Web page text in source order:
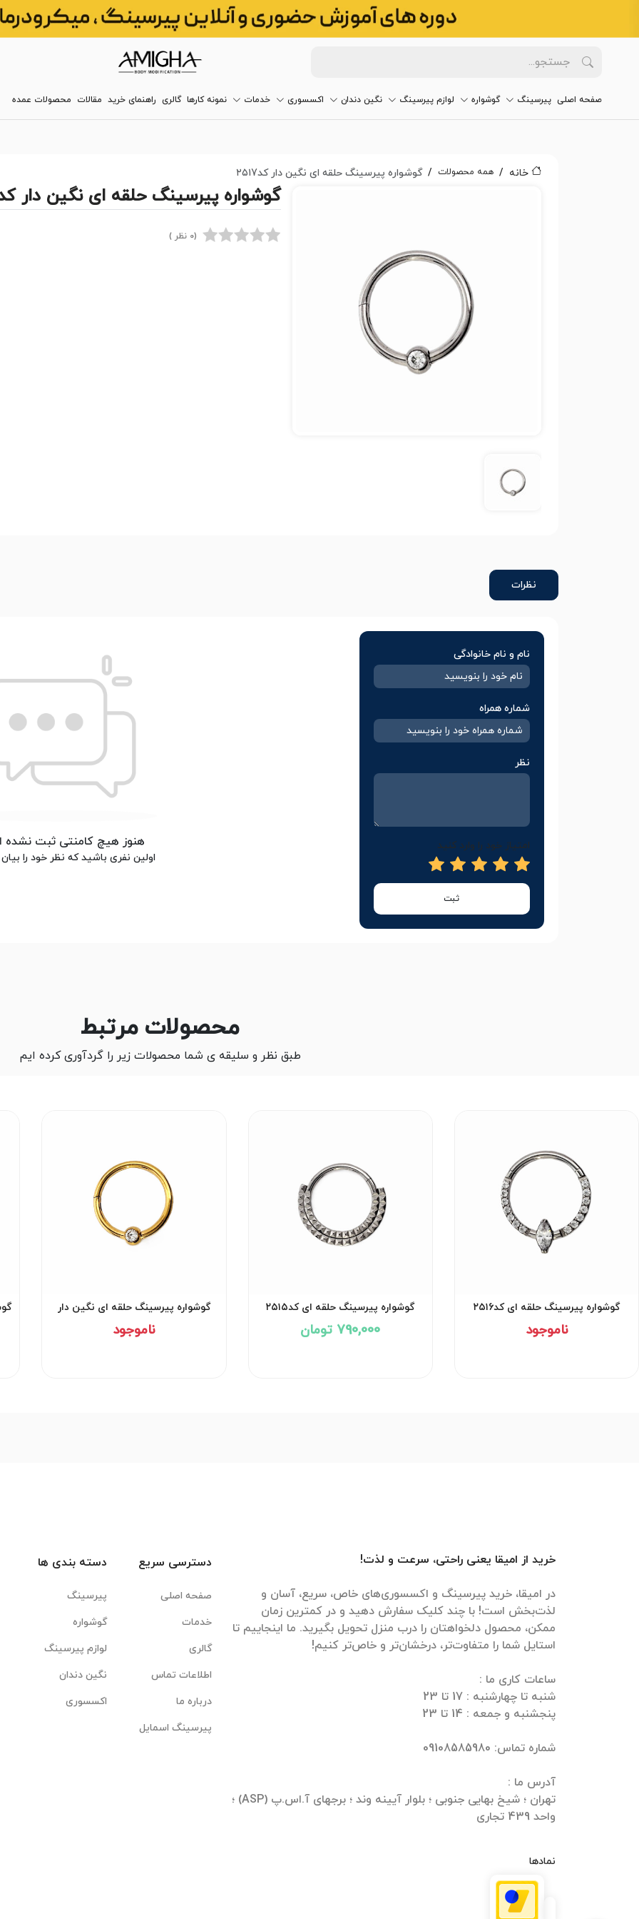
صفحه اصلی پیرسینگ گوشواره لوازم پیرسینگ نگین دندان اکسسوری خدمات نمونه کارها گالری راهنمای خرید مقالات محصولات عمده
خانه همه محصولات گوشواره پیرسینگ حلقه ای نگین دار کد۲۵۱7
گوشواره پیرسینگ حلقه ای نگین دار
(0 نظر )
نظرات
نام و نام خانوادگی
شماره همراه
نظر
امتیاز خود را وارد کنید
ثبت
هنوز هیچ کامنتی ثبت
اولین نفری باشید که نظر خود را
محصولات مرتبط
طبق نظر و سلیقه ی شما محصولات زیر را گردآوری کرده ایم
گوشواره پیرسینگ حلقه ای کد۲۵۱6
ناموجود
گوشواره پیرسینگ حلقه ای کد۲۵۱۵
790,000 تومان
گوشواره پیرسینگ حلقه ای نگین دار
کد۲۵۱۳
ناموجود
خرید از امیقا یعنی راحتی، سرعت و لذت!
در امیقا، خرید پیرسینگ و اکسسوری‌های خاص، سریع، آسان و
لذت‌بخش است! با چند کلیک سفارش دهید و در کمترین زمان
ممکن، محصول دلخواهتان را درب منزل تحویل بگیرید. ما اینجاییم تا
تهران ؛ شیخ بهایی جنوبی ؛ بلوار آیینه وند ؛ برجهای آ.اس.پ (ASP) ؛
واحد 439 تجاری
نمادها
دسترسی سریع
صفحه اصلی
خدمات
گالری
اطلاعات تماس
درباره ما
پیرسینگ اسمایل
دسته بندی ها
پیرسینگ
گوشواره
لوازم پیرسینگ
نگین دندان
اکسسوری